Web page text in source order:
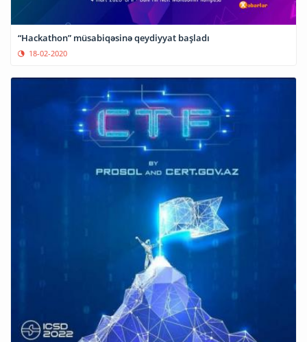
“Hackathon” müsabiqəsinə qeydiyyat başladı
18-02-2020